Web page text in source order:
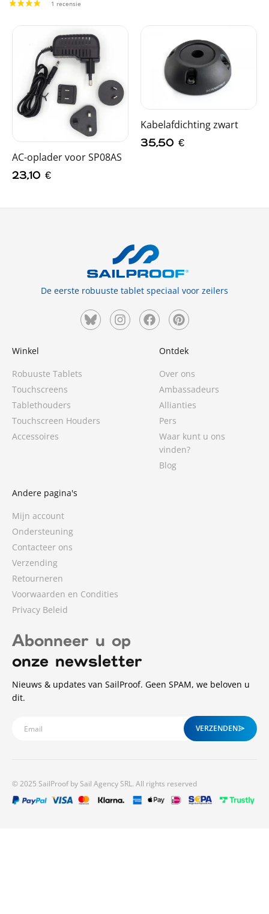
AC-oplader voor SP08AS
23,10 €
Kabelafdichting zwart
35,50 €
De eerste robuuste tablet speciaal voor zeilers
Winkel
Robuuste Tablets
Touchscreens
Tablethouders
Touchscreen Houders
Accessoires
Ontdek
Over ons
Ambassadeurs
Allianties
Pers
Waar kunt u ons
vinden?
Blog
Andere pagina's
Mijn account
Ondersteuning
Contacteer ons
Verzending
Retourneren
Voorwaarden en Condities
Privacy Beleid
Abonneer u op
onze newsletter
Nieuws & updates van SailProof. Geen SPAM, we beloven u
dit.
VERZENDEN
© 2025 SailProof by Sail Agency SRL. All rights reserved